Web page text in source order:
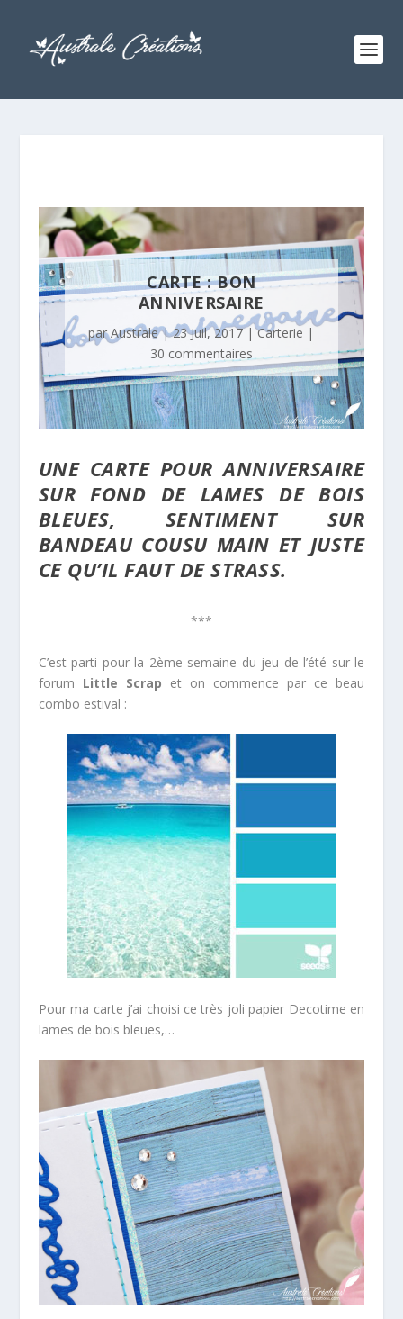
CARTE : BON
ANNIVERSAIRE
parAustrale|23 Juil, 2017|Carterie |
30 commentaires
UNE CARTE POUR ANNIVERSAIRE
SUR FOND DE LAMES DE BOIS
BLEUES, SENTIMENT SUR
BANDEAU COUSU MAIN ET JUSTE
CE QU’IL FAUT DE STRASS.
***
C’est parti pour la 2ème semaine du jeu de l’été sur le
forum Little Scrap et on commence par ce beau
combo estival :
Pour ma carte j’ai choisi ce très joli papier Decotime en
lames de bois bleues,…